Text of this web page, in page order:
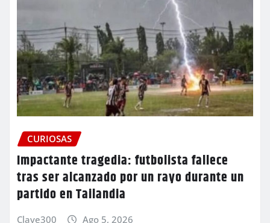
CURIOSAS
Impactante tragedia: futbolista fallece
tras ser alcanzado por un rayo durante un
partido en Tailandia
Clave300 Ago 5, 2026